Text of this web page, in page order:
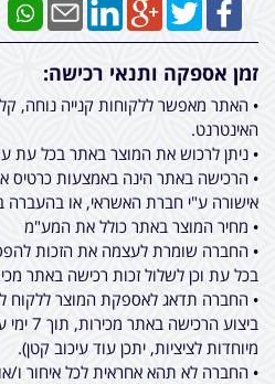
זמן אספקה ותנאי רכישה:
• האתר מאפשר ללקוחות קנייה נוחה,
האינטרנט.
• ניתן לרכוש את המוצר באתר בכל עת
• הרכישה באתר הינה באמצעות
אישורה ע"י חברת האשראי, או בהעברה
• מחיר המוצר באתר כולל את המע"מ
• החברה שומרת לעצמה את הזכות
בכל עת וכן לשלול זכות רכישה באתר
• החברה תדאג לאספקת המוצר ללקוח
ביצוע
מיוחדות לציציות, יתכן עוד עיכוב קטן).
• החברה לא תהא אחראית לכל איחור ו/